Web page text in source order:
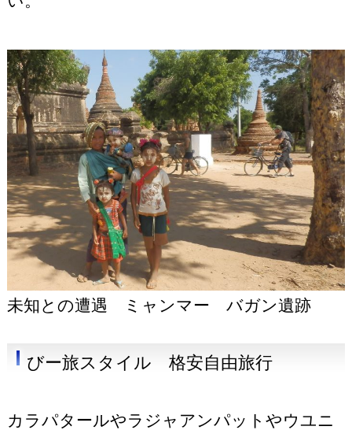
未知との遭遇 ミャンマー バガン遺跡
びー旅スタイル 格安自由旅行
カラパタールやラジャアンパットやウユニ